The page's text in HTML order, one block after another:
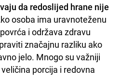
da redoslijed hrane nije
osoba ima uravnoteženu
i održava zdravu
značajnu razliku ako
jelo. Mnogo su važniji
porcija i redovna